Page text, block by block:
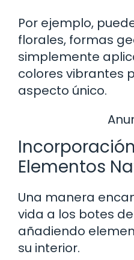
Por ejemplo,
florales, formas
simplemente
colores vibrantes
aspecto único.
Elementos
Una manera
vida a los botes
añadiendo
su interior.